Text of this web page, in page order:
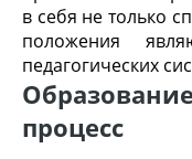
в себя не только
положения
педагогических
процесс